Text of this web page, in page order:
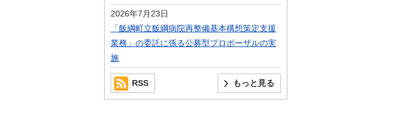
2026年7月23日
「飯綱町立飯綱病院再整備基本構想策定支援
業務」の委託に係る公募型プロポーザルの実
施
もっと見る
RSS